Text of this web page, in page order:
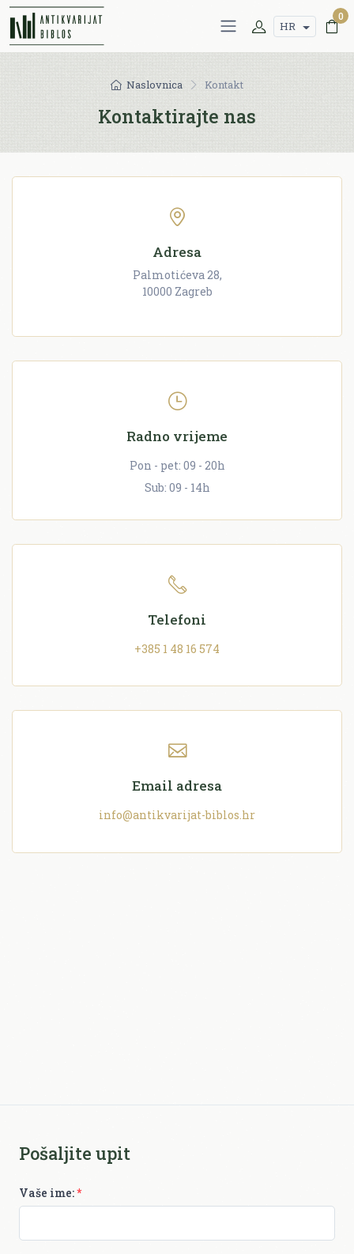
HR
0
Naslovnica Kontakt
Kontaktirajte nas
Adresa
Palmotićeva 28,
10000 Zagreb
Radno vrijeme
Pon - pet: 09 - 20h
Sub: 09 - 14h
Telefoni
+385 1 48 16 574
Email adresa
info@antikvarijat-biblos.hr
Pošaljite upit
Vaše ime:*